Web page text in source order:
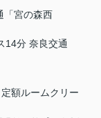
「宮の森西
14分 奈良交通
額ルームクリー